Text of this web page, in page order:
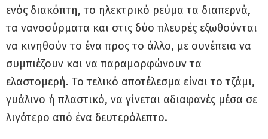
ενός διακόπτη, το ηλεκτρικό ρεύμα τα διαπερνά,
τα νανοσύρματα και στις δύο πλευρές εξωθούνται
να κινηθούν το ένα προς το άλλο, με συνέπεια να
συμπιέζουν και να παραμορφώνουν τα
ελαστομερή. Το τελικό αποτέλεσμα είναι το τζάμι,
γυάλινο ή πλαστικό, να γίνεται αδιαφανές μέσα σε
λιγότερο από ένα δευτερόλεπτο.